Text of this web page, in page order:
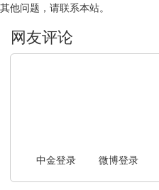
其他问题，请联系本站。
中金登录 微博登录